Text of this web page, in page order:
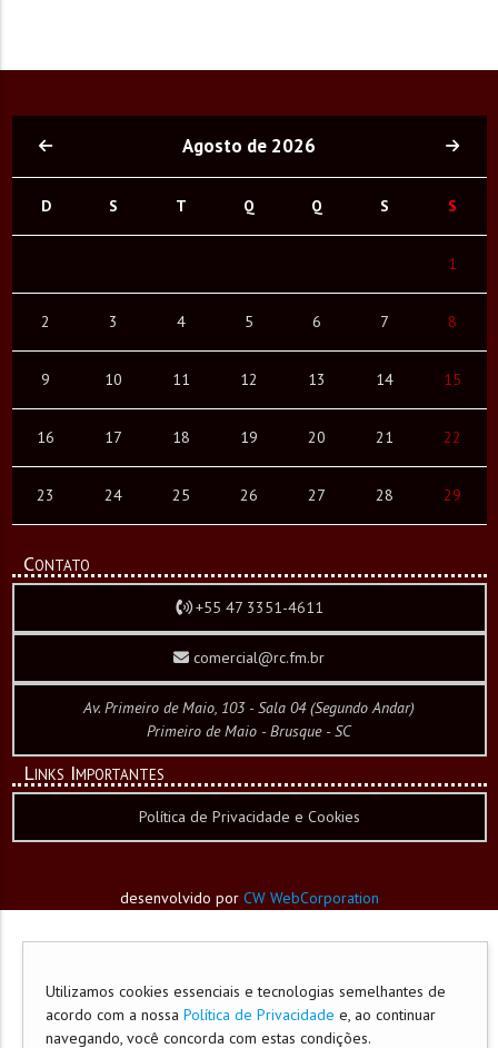
Agosto de 2026
D S T Q Q S S
1
2 3 4 5 6 7 8
9 10 11 12 13 14 15
16 17 18 19 20 21 22
23 24 25 26 27 28 29
Contato
+55 47 3351-4611
comercial@rc.fm.br
Av. Primeiro de Maio, 103 - Sala 04 (Segundo Andar)
Primeiro de Maio - Brusque - SC
Links Importantes
Política de Privacidade e Cookies
desenvolvido por CW WebCorporation
Utilizamos cookies essenciais e tecnologias semelhantes de
acordo com a nossa Política de Privacidade e, ao continuar
navegando, você concorda com estas condições.